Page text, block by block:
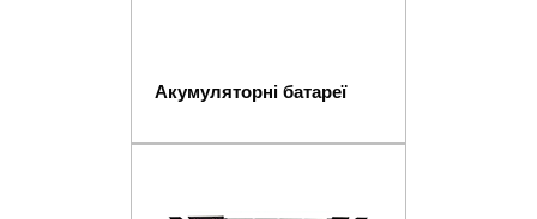
Акумуляторні батареї